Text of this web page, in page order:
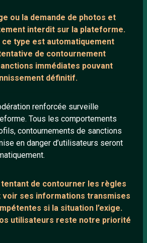
ou la demande de photos et
interdit sur la plateforme.
type est automatiquement
de contournement
immédiates pouvant
définitif.
renforcée surveille
Tous les comportements
contournements de sanctions
en danger d’utilisateurs seront
de contourner les règles
voir ses informations transmises
si la situation l’exige.
utilisateurs reste notre priorité